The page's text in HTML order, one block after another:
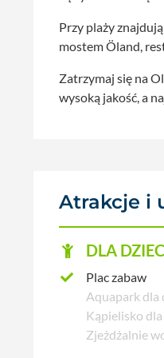
Przy plaży
mostem Öland,
Zatrzymaj się na
wysoką jakość, a
Atrakcje i
DLA
Plac zabaw
Aquapark dla
Kąpielisko
Zjeżdżalnie